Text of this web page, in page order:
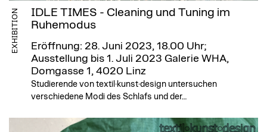
EXHIBITION
IDLE TIMES - Cleaning und Tuning im
Ruhemodus
Eröffnung: 28. Juni 2023, 18.00 Uhr;
Ausstellung bis 1. Juli 2023 Galerie WHA,
Domgasse 1, 4020 Linz
Studierende von textil·kunst·design untersuchen
verschiedene Modi des Schlafs und der…